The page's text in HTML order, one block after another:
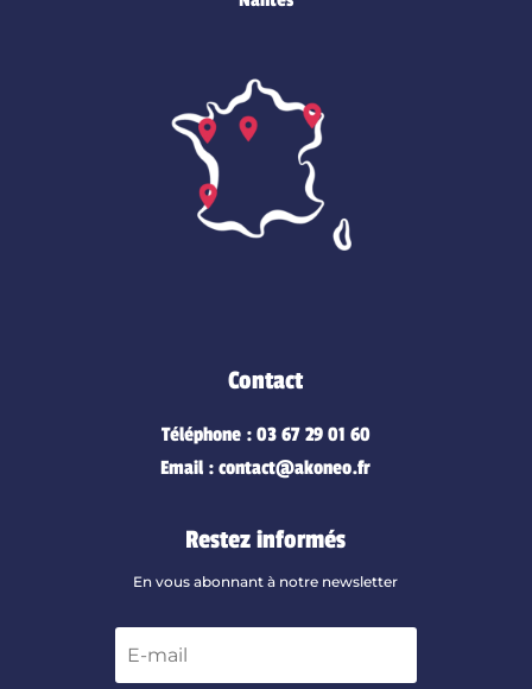
Contact
Téléphone : 03 67 29 01 60
Email : contact@akoneo.fr
Restez informés
En vous abonnant à notre newsletter